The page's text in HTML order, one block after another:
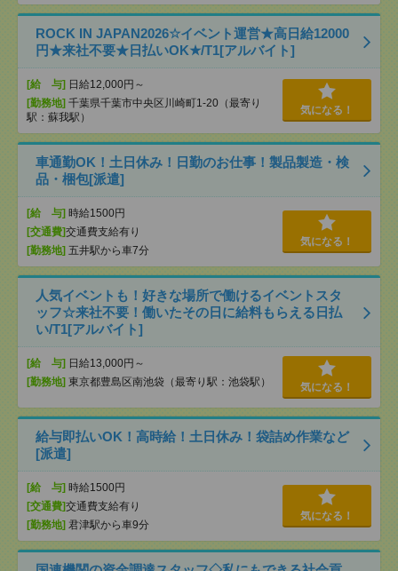
ROCK IN JAPAN2026☆イベント運営★高日給12000
円★来社不要★日払いOK★/T1[アルバイト]
[給 与] 日給12,000円～
[勤務地] 千葉県千葉市中央区川崎町1-20（最寄り
駅：蘇我駅）
気になる！
車通勤OK！土日休み！日勤のお仕事！製品製造・検
品・梱包[派遣]
[給 与] 時給1500円
[交通費]交通費支給有り
[勤務地] 五井駅から車7分
気になる！
人気イベントも！好きな場所で働けるイベントスタ
ッフ☆来社不要！働いたその日に給料もらえる日払
い/T1[アルバイト]
[給 与] 日給13,000円～
[勤務地] 東京都豊島区南池袋（最寄り駅：池袋駅） 気になる！
給与即払いOK！高時給！土日休み！袋詰め作業など
[派遣]
[給 与] 時給1500円
[交通費]交通費支給有り
[勤務地] 君津駅から車9分
気になる！